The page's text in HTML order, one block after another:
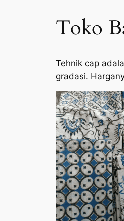
Toko
Tehnik cap
gradasi.